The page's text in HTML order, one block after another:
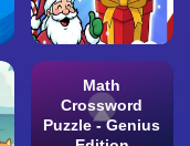
Math
Crossword
Puzzle - Genius